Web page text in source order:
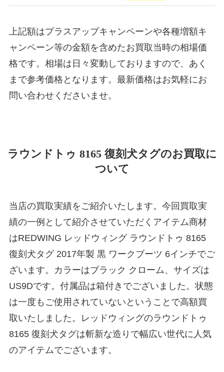
上記額はプラスアップキャンペーンや各種増額キ
ャンペーン等の金額を含めたお買取当時の相場価
格です。相場は日々変動しておりますので、あく
まで参考価格となります。最新価格はお気軽にお
問い合わせくださいませ。
ラウンドトゥ 8165 復刻犬タグのお買取に
ついて
当店の買取実績をご紹介いたします。今回買取実
績の一例として紹介させていただくアイテム商材
はREDWING レッドウィング ラウンドトゥ 8165
復刻犬タグ 2017年製 黒 ワークブーツ 6インチでご
ざいます。カラーはブラック クローム、サイズは
US9Dです。付属品は箱付きでございました。状態
は一度もご使用されていないということで高額買
取いたしました。レッドウィングのラウンドトゥ
8165 復刻犬タグは斬新な造りで幅広い世代に人気
のアイテムでございます。